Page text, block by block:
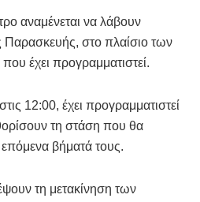
αναμένεται να λάβουν
Παρασκευής, στο πλαίσιο των
έχει προγραμματιστεί.
12:00, έχει προγραμματιστεί
τη στάση που θα
βήματά τους.
τη μετακίνηση των